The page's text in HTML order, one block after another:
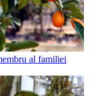
al familiei